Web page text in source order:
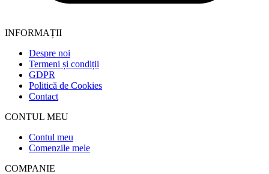
INFORMAȚII
Despre noi
Termeni și condiții
GDPR
Politică de Cookies
Contact
CONTUL MEU
Contul meu
Comenzile mele
COMPANIE